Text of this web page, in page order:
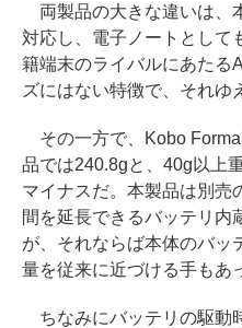
両製品の大きな違いは、
対応し、電子ノートとして
籍端末のライバルにあたる
ズにはない特徴で、それゆ
その一方で、Kobo
品では240.8gと、40g以上
マイナスだ。本製品は別売
間を延長できるバッテリ内
が、それならば本体のバッ
量を従来に近づける手もあ
ちなみにバッテリの駆動